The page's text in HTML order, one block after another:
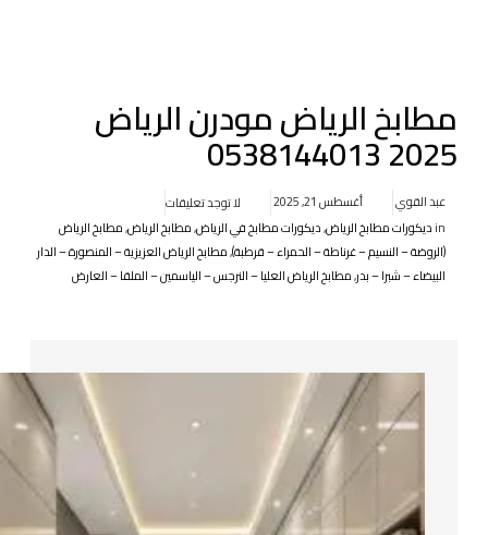
مطابخ الرياض مودرن الرياض
2025 0538144013
عبد القوي أغسطس 21, 2025
لا توجد تعليقات
in ديكورات مطابخ الرياض,ديكورات مطابخ في الرياض,مطابخ الرياض,مطابخ الرياض
(الروضة – النسيم – غرناطة – الحمراء – قرطبة),مطابخ الرياض العزيزية – المنصورة – الدار
البيضاء – شبرا – بدر,مطابخ الرياض العليا – النرجس – الياسمين – الملقا – العارض